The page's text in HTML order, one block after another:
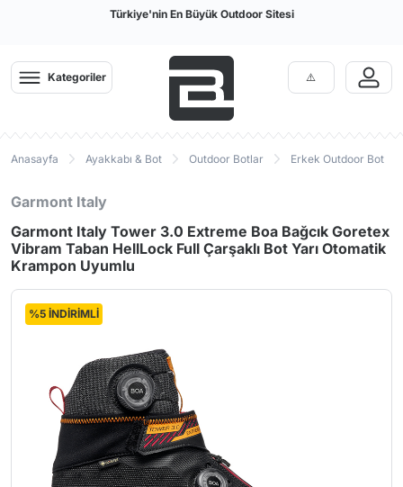
Türkiye'nin En Büyük Outdoor Sitesi
Kategoriler
Anasayfa Ayakkabı & Bot Outdoor Botlar Erkek Outdoor Bot
Garmont Italy
Garmont Italy Tower 3.0 Extreme Boa Bağcık Goretex
Vibram Taban HellLock Full Çarşaklı Bot Yarı Otomatik
Krampon Uyumlu
%5 İNDİRİMLİ